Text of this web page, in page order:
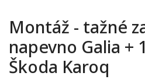
Montáž - tažné
napevno Galia +
Škoda Karoq